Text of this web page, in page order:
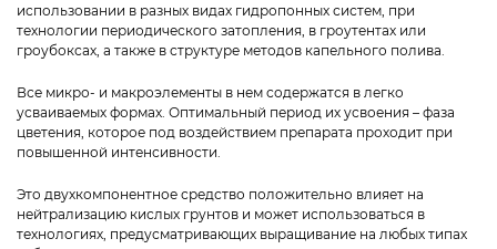
использовании в разных видах гидропонных систем, при
технологии периодического затопления, в гроутентах или
гроубоксах, а также в структуре методов капельного полива.
Все микро- и макроэлементы в нем содержатся в легко
усваиваемых формах. Оптимальный период их усвоения – фаза
цветения, которое под воздействием препарата проходит при
повышенной интенсивности.
Это двухкомпонентное средство положительно влияет на
нейтрализацию кислых грунтов и может использоваться в
технологиях, предусматривающих выращивание на любых типах